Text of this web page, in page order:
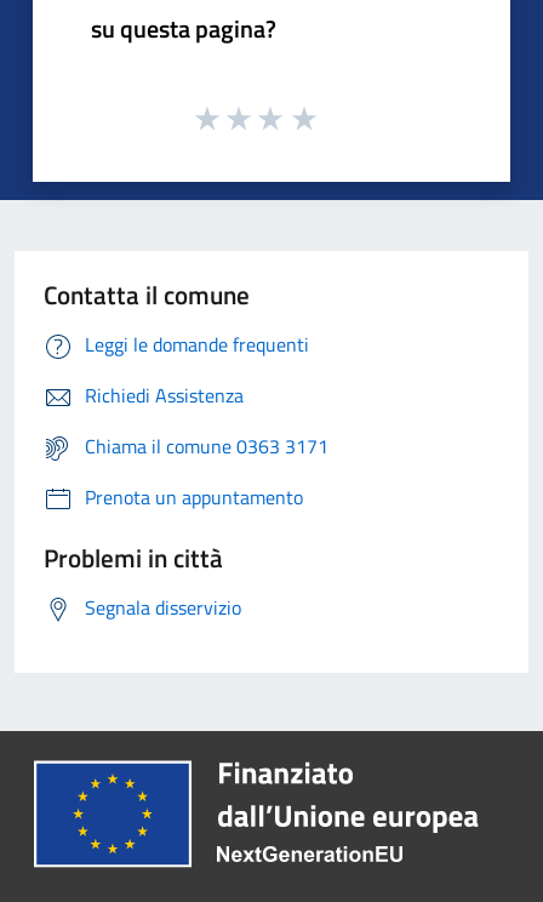
su questa pagina?
Contatta il comune
Leggi le domande frequenti
Richiedi Assistenza
Chiama il comune 0363 3171
Prenota un appuntamento
Problemi in città
Segnala disservizio